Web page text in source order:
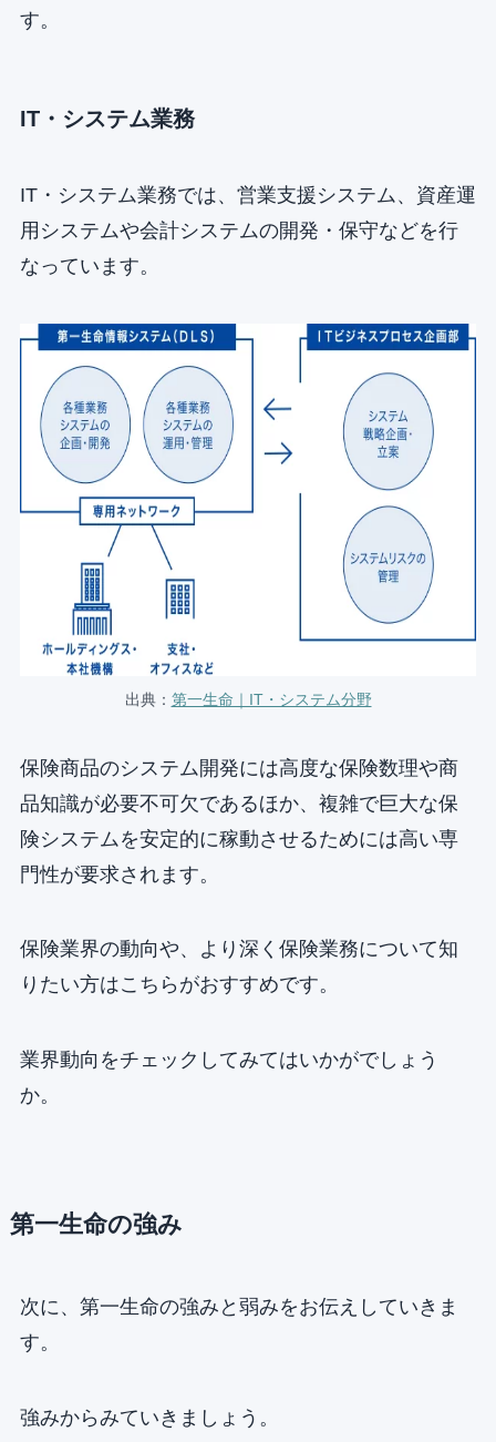
す。
IT・システム業務
IT・システム業務では、営業支援システム、資産運
用システムや会計システムの開発・保守などを行
なっています。
出典： 第一生命｜IT・システム分野
保険商品のシステム開発には高度な保険数理や商
品知識が必要不可欠であるほか、複雑で巨大な保
険システムを安定的に稼動させるためには高い専
門性が要求されます。
保険業界の動向や、より深く保険業務について知
りたい方はこちらがおすすめです。
業界動向をチェックしてみてはいかがでしょう
か。
第一生命の強み
次に、第一生命の強みと弱みをお伝えしていきま
す。
強みからみていきましょう。